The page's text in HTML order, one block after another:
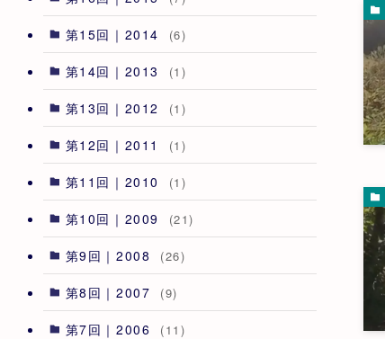
第15回｜2014 (6)
第14回｜2013 (1)
第13回｜2012 (1)
第12回｜2011 (1)
第11回｜2010 (1)
第10回｜2009 (21)
第9回｜2008 (26)
第8回｜2007 (9)
第7回｜2006 (11)